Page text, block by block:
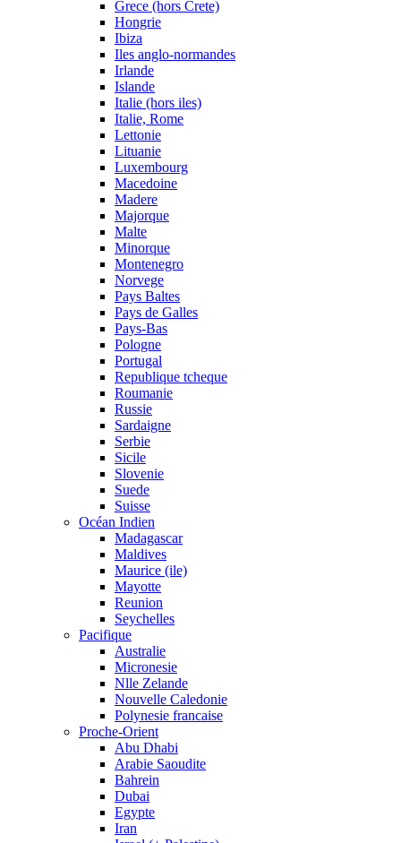
Grece (hors Crete)
Hongrie
Ibiza
Iles anglo-normandes
Irlande
Islande
Italie (hors iles)
Italie, Rome
Lettonie
Lituanie
Luxembourg
Macedoine
Madere
Majorque
Malte
Minorque
Montenegro
Norvege
Pays Baltes
Pays de Galles
Pays-Bas
Pologne
Portugal
Republique tcheque
Roumanie
Russie
Sardaigne
Serbie
Sicile
Slovenie
Suede
Suisse
Océan Indien
Madagascar
Maldives
Maurice (ile)
Mayotte
Reunion
Seychelles
Pacifique
Australie
Micronesie
Nlle Zelande
Nouvelle Caledonie
Polynesie francaise
Proche-Orient
Abu Dhabi
Arabie Saoudite
Bahrein
Dubai
Egypte
Iran